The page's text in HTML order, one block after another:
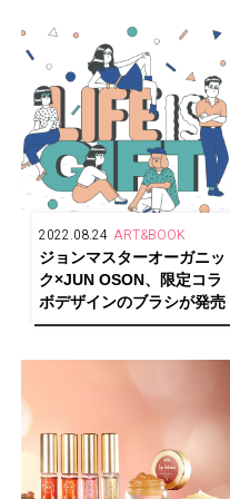
2022.08.24 ART&BOOK
ジョンマスターオーガニッ
ク×JUN OSON、限定コラ
ボデザインのブラシが発売